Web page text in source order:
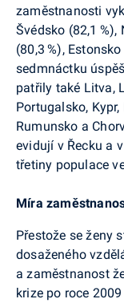
zaměstnanosti
Švédsko (82,1 %),
(80,3 %),
sedmnáctku
patřily také Litva,
Portugalsko,
Rumunsko a
evidují v Řecku a
třetiny populace
Míra
Přestože se ženy
dosaženého
a zaměstnanost
krize po roce